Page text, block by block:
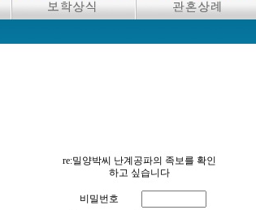
re:밀양박씨 난계공파의 족보를 확인
하고 싶습니다
비밀번호